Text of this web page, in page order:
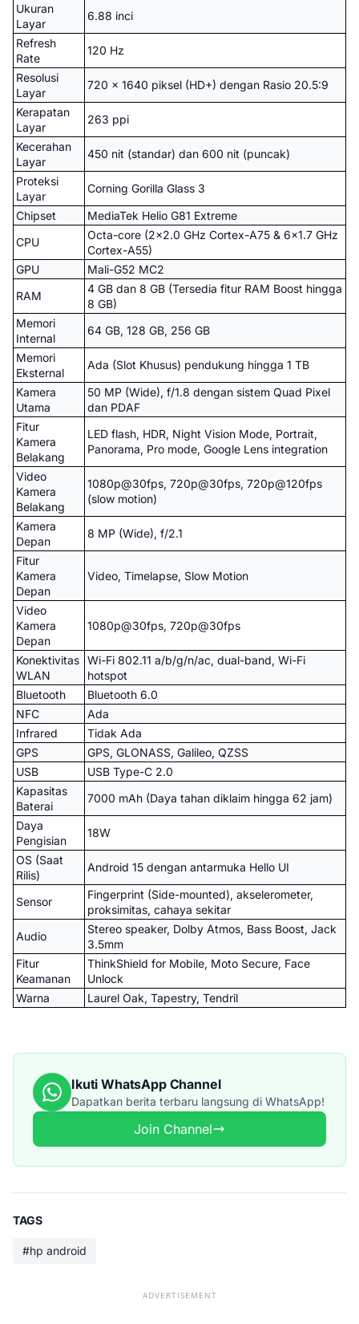
Ukuran
Layar
6.88 inci
Refresh
Rate
120 Hz
Resolusi
Layar
720 x 1640 piksel (HD+) dengan Rasio 20.5:9
Kerapatan
Layar
263 ppi
Kecerahan
Layar
450 nit (standar) dan 600 nit (puncak)
Proteksi
Layar
Corning Gorilla Glass 3
Chipset
MediaTek Helio G81 Extreme
CPU
Octa-core (2x2.0 GHz Cortex-A75 & 6x1.7 GHz
Cortex-A55)
GPU
Mali-G52 MC2
RAM
4 GB dan 8 GB (Tersedia fitur RAM Boost hingga
8 GB)
Memori
Internal
64 GB, 128 GB, 256 GB
Memori
Eksternal
Ada (Slot Khusus) pendukung hingga 1 TB
Kamera
Utama
50 MP (Wide), f/1.8 dengan sistem Quad Pixel
dan PDAF
Fitur
Kamera
Belakang
LED flash, HDR, Night Vision Mode, Portrait,
Panorama, Pro mode, Google Lens integration
Video
Kamera
Belakang
1080p@30fps, 720p@30fps, 720p@120fps
(slow motion)
Kamera
Depan
8 MP (Wide), f/2.1
Fitur
Kamera
Depan
Video, Timelapse, Slow Motion
Video
Kamera
Depan
1080p@30fps, 720p@30fps
Konektivitas
WLAN
Wi-Fi 802.11 a/b/g/n/ac, dual-band, Wi-Fi
hotspot
Bluetooth
Bluetooth 6.0
NFC
Ada
Infrared
Tidak Ada
GPS
GPS, GLONASS, Galileo, QZSS
USB
USB Type-C 2.0
Kapasitas
Baterai
7000 mAh (Daya tahan diklaim hingga 62 jam)
Daya
Pengisian
18W
OS (Saat
Rilis)
Android 15 dengan antarmuka Hello UI
Sensor
Fingerprint (Side-mounted), akselerometer,
proksimitas, cahaya sekitar
Audio
Stereo speaker, Dolby Atmos, Bass Boost, Jack
3.5mm
Fitur
Keamanan
ThinkShield for Mobile, Moto Secure, Face
Unlock
Warna
Laurel Oak, Tapestry, Tendril
Ikuti WhatsApp Channel
Dapatkan berita terbaru langsung di WhatsApp!
Join Channel
TAGS
#hp android
ADVERTISEMENT